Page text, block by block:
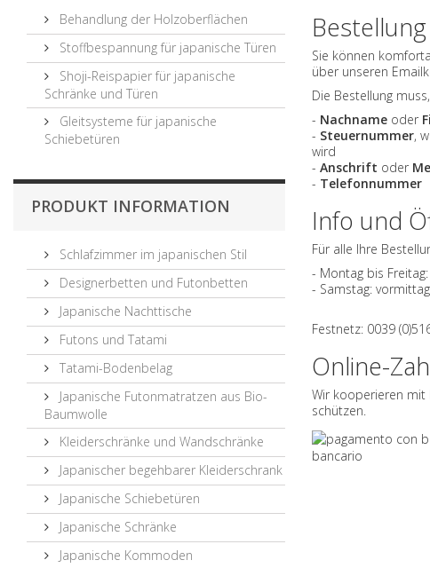
Behandlung der Holzoberflächen
Stoffbespannung für japanische Türen
Shoji-Reispapier für japanische
Schränke und Türen
Gleitsysteme für japanische
Schiebetüren
PRODUKT INFORMATION
Schlafzimmer im japanischen Stil
Designerbetten und Futonbetten
Japanische Nachttische
Futons und Tatami
Tatami-Bodenbelag
Japanische Futonmatratzen aus Bio-
Baumwolle
Kleiderschränke und Wandschränke
Japanischer begehbarer Kleiderschrank
Japanische Schiebetüren
Japanische Schränke
Japanische Kommoden
Bestellung
Sie können
über unseren
Die Bestellung
- Nachname oder
- Steuernummer,
wird
- Anschrift oder
- Telefonnummer
Info und
Für alle Ihre
- Montag bis
- Samstag:
Festnetz: 0039
Online-
Wir kooperieren mit
schützen.